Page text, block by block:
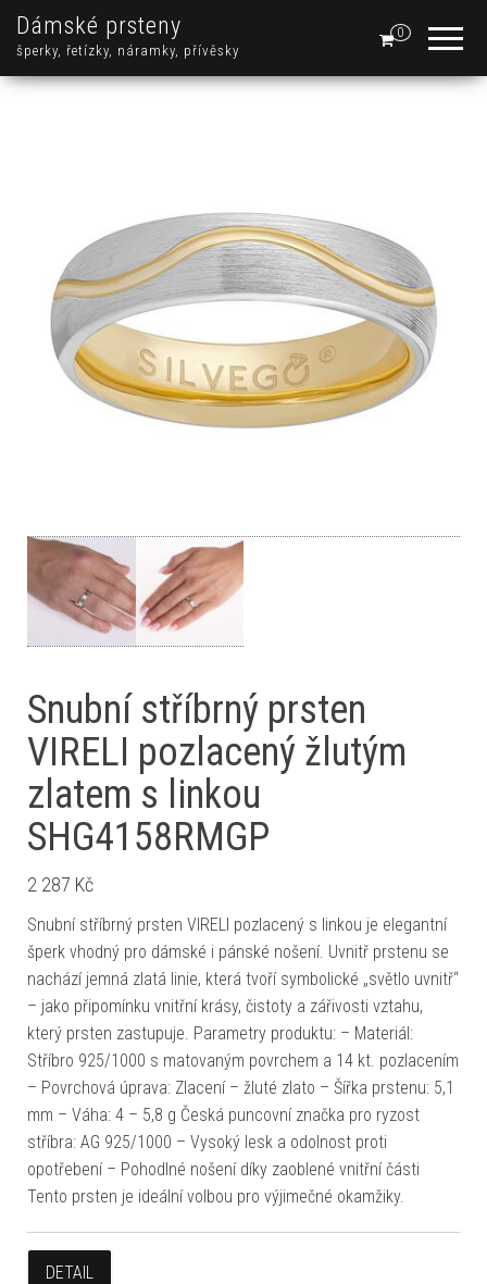
Dámské prsteny
šperky, řetízky, náramky, přívěsky
0
Snubní stříbrný prsten
VIRELI pozlacený žlutým
zlatem s linkou
SHG4158RMGP
2 287 Kč
Snubní stříbrný prsten VIRELI pozlacený s linkou je elegantní
šperk vhodný pro dámské i pánské nošení. Uvnitř prstenu se
nachází jemná zlatá linie, která tvoří symbolické „světlo uvnitř“
– jako připomínku vnitřní krásy, čistoty a zářivosti vztahu,
který prsten zastupuje. Parametry produktu: – Materiál:
Stříbro 925/1000 s matovaným povrchem a 14 kt. pozlacením
– Povrchová úprava: Zlacení – žluté zlato – Šířka prstenu: 5,1
mm – Váha: 4 – 5,8 g Česká puncovní značka pro ryzost
stříbra: AG 925/1000 – Vysoký lesk a odolnost proti
opotřebení – Pohodlné nošení díky zaoblené vnitřní části
Tento prsten je ideální volbou pro výjimečné okamžiky.
DETAIL